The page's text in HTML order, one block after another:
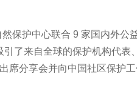
保护中心联合 9 家国内外公
引了来自全球的保护机构代表
席分享会并向中国社区保护